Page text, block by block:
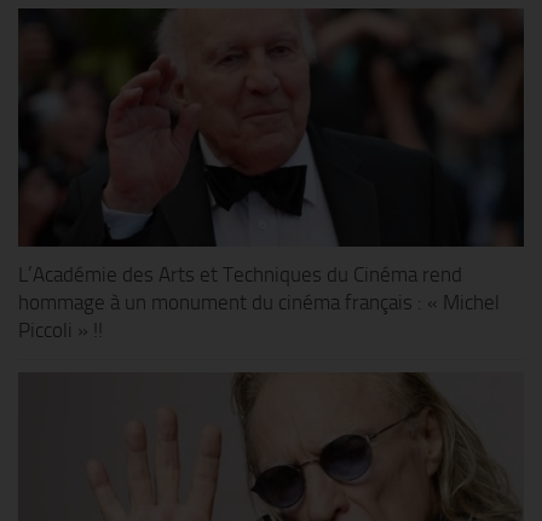
L’Académie des Arts et Techniques du Cinéma rend
hommage à un monument du cinéma français : « Michel
Piccoli » !!